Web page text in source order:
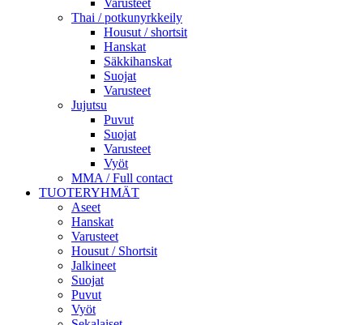
Varusteet
Thai / potkunyrkkeily
Housut / shortsit
Hanskat
Säkkihanskat
Suojat
Varusteet
Jujutsu
Puvut
Suojat
Varusteet
Vyöt
MMA / Full contact
TUOTERYHMÄT
Aseet
Hanskat
Varusteet
Housut / Shortsit
Jalkineet
Suojat
Puvut
Vyöt